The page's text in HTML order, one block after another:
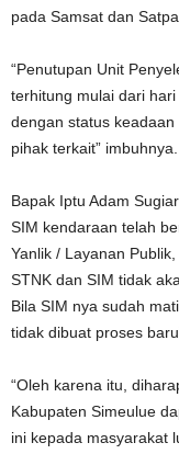
pada Samsat dan
“Penutupan Unit
terhitung mulai dari
dengan status
pihak terkait” imbuhnya.
Bapak Iptu Adam
SIM kendaraan telah
Yanlik / Layanan
STNK dan SIM tidak
Bila SIM nya sudah
tidak dibuat proses
“Oleh karena itu,
Kabupaten Simeulue
ini kepada masyarakat